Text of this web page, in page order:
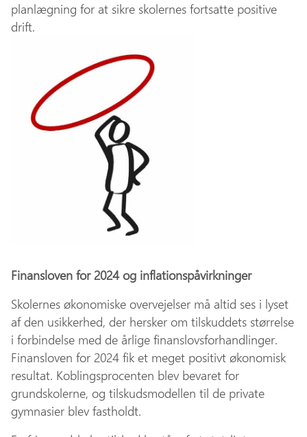
planlægning for at sikre skolernes fortsatte positive
drift.
Finansloven for 2024 og inflationspåvirkninger
Skolernes økonomiske overvejelser må altid ses i lyset
af den usikkerhed, der hersker om tilskuddets størrelse
i forbindelse med de årlige finanslovsforhandlinger.
Finansloven for 2024 fik et meget positivt økonomisk
resultat. Koblingsprocenten blev bevaret for
grundskolerne, og tilskudsmodellen til de private
gymnasier blev fastholdt.